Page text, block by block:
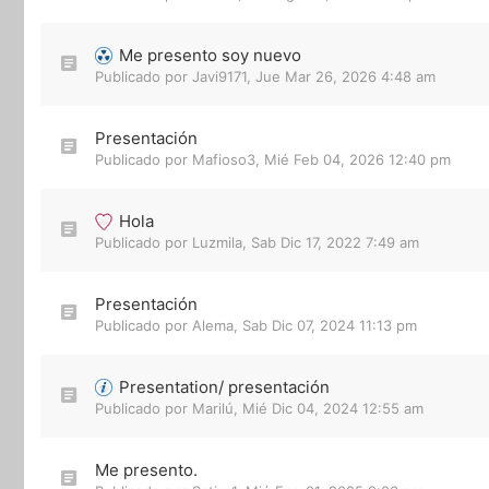
Me presento soy nuevo
Publicado por Javi9171 Jue Mar 26, 2026 4:48 am
Presentación
Publicado por Mafioso3 Mié Feb 04, 2026 12:40 pm
Hola
Publicado por Luzmila Sab Dic 17, 2022 7:49 am
Presentación
Publicado por Alema Sab Dic 07, 2024 11:13 pm
Presentation/ presentación
Publicado por Marilú Mié Dic 04, 2024 12:55 am
Me presento.